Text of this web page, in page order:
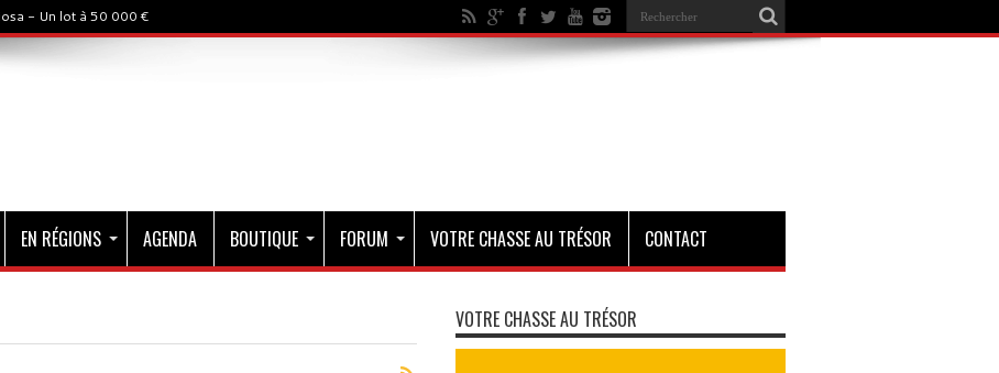
- Un lot à 50 000 €
EN RÉGIONS AGENDA BOUTIQUE FORUM VOTRE CHASSE AU TRÉSOR CONTACT
VOTRE CHASSE AU TRÉSOR